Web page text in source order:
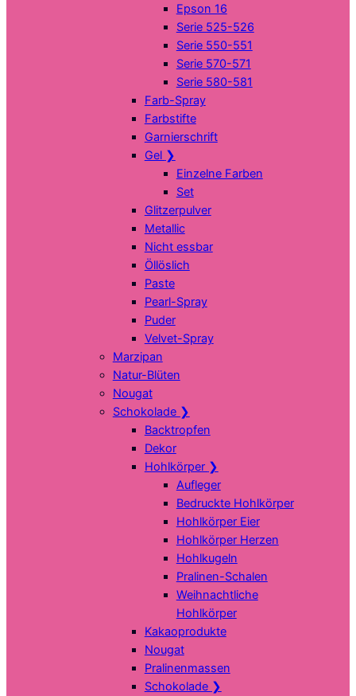
Epson 16
Serie 525-526
Serie 550-551
Serie 570-571
Serie 580-581
Farb-Spray
Farbstifte
Garnierschrift
Gel ❯
Einzelne Farben
Set
Glitzerpulver
Metallic
Nicht essbar
Öllöslich
Paste
Pearl-Spray
Puder
Velvet-Spray
Marzipan
Natur-Blüten
Nougat
Schokolade ❯
Backtropfen
Dekor
Hohlkörper ❯
Aufleger
Bedruckte Hohlkörper
Hohlkörper Eier
Hohlkörper Herzen
Hohlkugeln
Pralinen-Schalen
Weihnachtliche
Hohlkörper
Kakaoprodukte
Nougat
Pralinenmassen
Schokolade ❯